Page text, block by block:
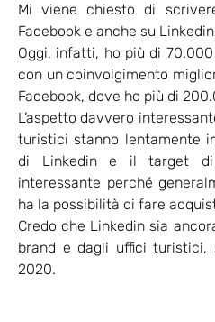
Mi viene chiesto di
Facebook e anche su
Oggi, infatti, ho più di
con un coinvolgimento
Facebook, dove ho più di
L’aspetto davvero
turistici stanno lentamente
di Linkedin e il target di
interessante perché
ha la possibilità di fare
Credo che Linkedin sia
brand e dagli uffici turistici,
2020.